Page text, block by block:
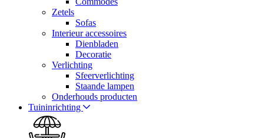
Zetels
Sofas
Interieur accessoires
Dienbladen
Decoratie
Verlichting
Sfeerverlichting
Staande lampen
Onderhouds producten
Tuininrichting